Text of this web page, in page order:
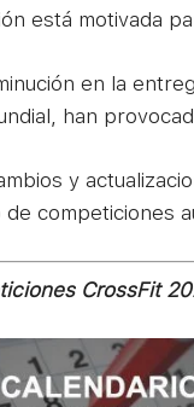
está motivada
en la
han
y
competiciones
CrossFit